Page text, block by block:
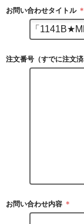
お問い合わせタイトル ＊
注文番号（すでに注文済
お問い合わせ内容 ＊